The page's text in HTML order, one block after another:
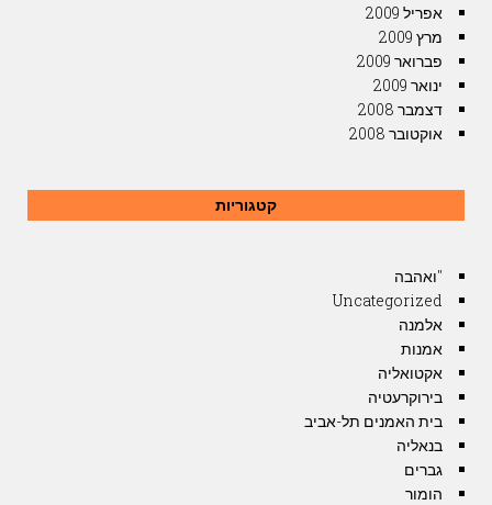
אפריל 2009
מרץ 2009
פברואר 2009
ינואר 2009
דצמבר 2008
אוקטובר 2008
קטגוריות
"ואהבה
Uncategorized
אלמנה
אמנות
אקטואליה
בירוקרעטיה
בית האמנים תל-אביב
בנאליה
גברים
הומור